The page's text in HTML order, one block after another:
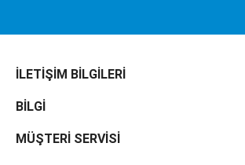
İLETIŞIM BILGILERI
BILGI
MÜŞTERI SERVISI